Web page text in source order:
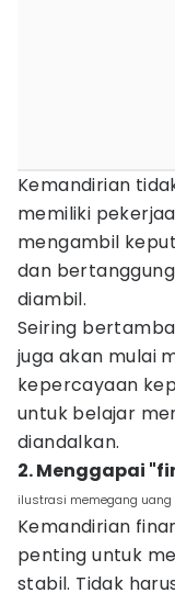
Kemandirian
memiliki
mengambil
dan
diambil.
Seiring
juga akan mulai
kepercayaan
untuk belajar
diandalkan.
2. Menggapai
ilustrasi memegang uang
Kemandirian
penting untuk
stabil. Tidak